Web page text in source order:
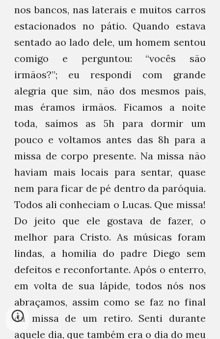
nos bancos, nas laterais e muitos carros
estacionados no pátio. Quando estava
sentado ao lado dele, um homem sentou
comigo e perguntou: “vocês são
irmãos?”; eu respondi com grande
alegria que sim, não dos mesmos pais,
mas éramos irmãos. Ficamos a noite
toda, saímos as 5h para dormir um
pouco e voltamos antes das 8h para a
missa de corpo presente. Na missa não
haviam mais locais para sentar, quase
nem para ficar de pé dentro da paróquia.
Todos ali conheciam o Lucas. Que missa!
Do jeito que ele gostava de fazer, o
melhor para Cristo. As músicas foram
lindas, a homilia do padre Diego sem
defeitos e reconfortante. Após o enterro,
em volta de sua lápide, todos nós nos
abraçamos, assim como se faz no final
da missa de um retiro. Senti durante
aquele dia, que também era o dia do meu